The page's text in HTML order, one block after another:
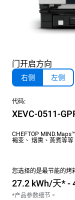
门开启方向
右侧 左侧
代码:
XEVC-0511-
CHEFTOP
褐变、 烟熏、蒸煮等
您选择的是最节能的烤
27.2 kWh/天* -
*产品参数细节。